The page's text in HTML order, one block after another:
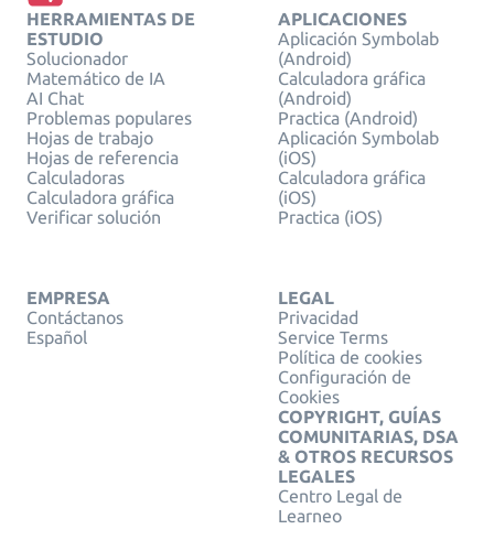
HERRAMIENTAS DE
ESTUDIO
Solucionador
Matemático de IA
AI Chat
Problemas populares
Hojas de trabajo
Hojas de referencia
Calculadoras
Calculadora gráfica
Verificar solución
APLICACIONES
Aplicación Symbolab
(Android)
Calculadora gráfica
(Android)
Practica (Android)
Aplicación Symbolab
(iOS)
Calculadora gráfica
(iOS)
Practica (iOS)
EMPRESA
Contáctanos
Español
LEGAL
Privacidad
Service Terms
Política de cookies
Configuración de
Cookies
COPYRIGHT, GUÍAS
COMUNITARIAS, DSA
& OTROS RECURSOS
LEGALES
Centro Legal de
Learneo